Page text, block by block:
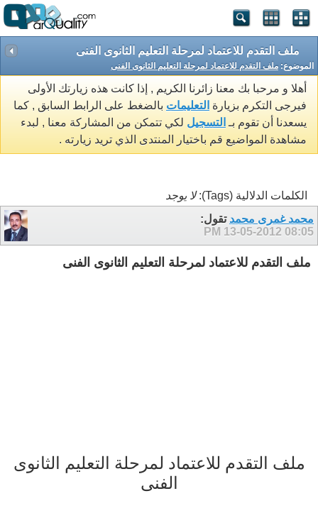
ملف التقدم للاعتماد لمرحلة التعليم الثانوى الفنى
الموضوع: ملف التقدم للاعتماد لمرحلة التعليم الثانوى الفنى
أهلا و مرحبا بك معنا زائرنا الكريم , إذا كانت هذه زيارتك الأولى
فيرجى التكرم بزيارة التعليمات بالضغط على الرابط السابق , كما
يسعدنا أن تقوم بـ التسجيل لكي تتمكن من المشاركة معنا , لبدء
مشاهدة المواضيع قم باختيار المنتدى الذي تريد زيارته .
الكلمات الدلالية (Tags):
لا يوجد
محمد غمرى محمد تقول:
13-05-2012 08:05 PM
ملف التقدم للاعتماد لمرحلة التعليم الثانوى الفنى
ملف التقدم للاعتماد لمرحلة التعليم الثانوى
الفنى